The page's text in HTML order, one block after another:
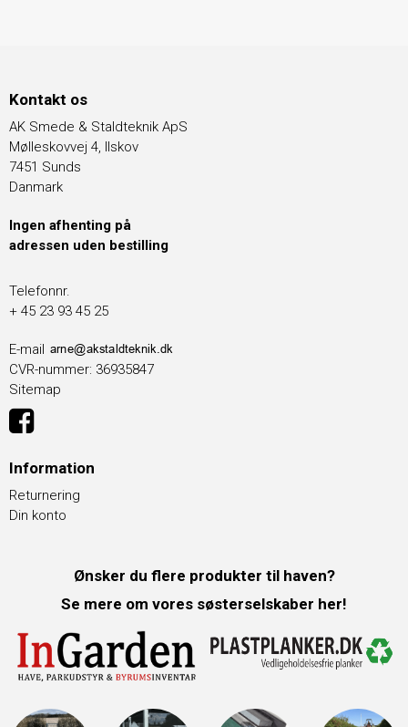
Kontakt os
AK Smede & Staldteknik ApS
Mølleskovvej 4, Ilskov
7451 Sunds
Danmark
Ingen afhenting på
adressen uden bestilling
Telefonnr.
+ 45 23 93 45 25
E-mail
CVR-nummer: 36935847
Sitemap
Information
Returnering
Din konto
Ønsker du flere produkter til haven?
Se mere om vores søsterselskaber her!